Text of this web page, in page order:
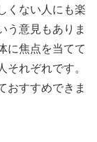
くない人にも楽
う意見もありま
に焦点を当てて
れぞれです。
おすすめできま